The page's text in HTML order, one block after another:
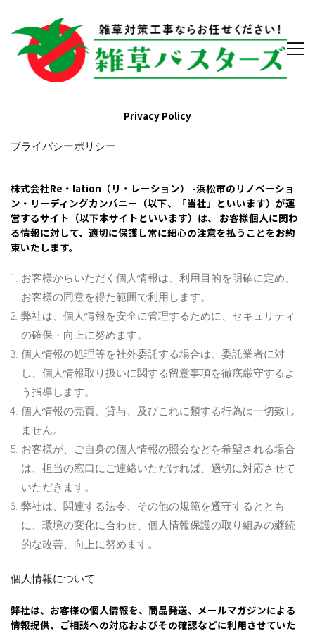
Privacy Policy
ブライバシーポリシー
株式会社Re・lation（リ・レーション） -浜松市のリノベーショ
ン・リーディングカンパニー（以下、「当社」といいます）が運
営するサイト（以下本サイトといいます）は、 お客様個人に関わ
る情報に対して、適切に保護し常に細心の注意を払うことをお約
束いたします。
お客様からいただく個人情報は、利用目的を明確に定め、
お客様の同意を得た範囲で利用します。
弊社は、個人情報を安全に管理するために、セキュリティ
の確保・向上に努めます。
個人情報の処理等を社外委託する場合は、委託業者に対
し、個人情報取り扱いに関する留意事項を徹底厳守するよ
う指導します。
個人情報の売買、貸与、及びこれに類する行為は一切致し
ません。
お客様が、ご自身の個人情報の照会などを希望される場合
は、担当の窓口にご連絡いただければ、適切に対応させて
いただきます。
弊社は、関連する法令、その他の規範を遵守するととも
に、環境の変化に合わせ、個人情報保護の取り組みの継続
的な改善、向上に努めます。
個人情報について
弊社は、お客様の個人情報を、商品発送、メールマガジンによる
情報提供、ご相談への対応およびその確認などに利用させていた